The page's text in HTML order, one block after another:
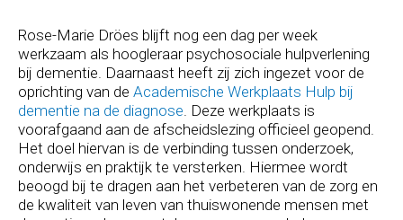
Rose-Marie Dröes blijft nog een dag per week
werkzaam als hoogleraar psychosociale hulpverlening
bij dementie. Daarnaast heeft zij zich ingezet voor de
oprichting van de Academische Werkplaats Hulp bij
dementie na de diagnose. Deze werkplaats is
voorafgaand aan de afscheidslezing officieel geopend.
Het doel hiervan is de verbinding tussen onderzoek,
onderwijs en praktijk te versterken. Hiermee wordt
beoogd bij te dragen aan het verbeteren van de zorg en
de kwaliteit van leven van thuiswonende mensen met